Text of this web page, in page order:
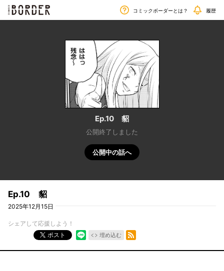
border
毎週金曜日更新!! コミックボーダーとは？ 履歴
Ep.10 貂
公開終了しました
公開中の話へ
Ep.10 貂
2025年12月15日
シェアして応援しよう！
ポスト
埋め込む
RSSフィード